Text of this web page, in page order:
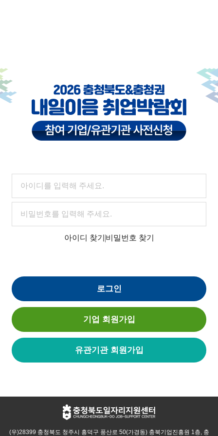
아이디 찾기 비밀번호 찾기
로그인
기업 회원가입
유관기관 회원가입
(우)28399 충청북도 청주시 흥덕구 풍산로 50(가경동) 충북기업진흥원 1층, 충